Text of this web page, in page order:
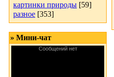
картинки природы [59]
разное [353]
» Мини-чат